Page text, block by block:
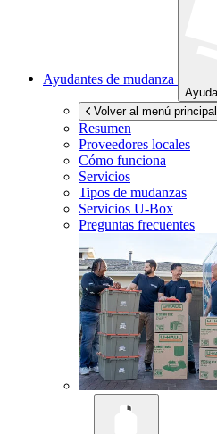
Ayudantes de mudanza
Volver al menú principal
Resumen
Proveedores locales
Cómo funciona
Servicios
Tipos de mudanzas
Servicios U-Box
Preguntas frecuentes